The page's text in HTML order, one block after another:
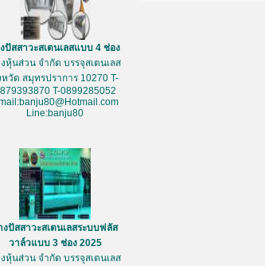
ปัสสาวะสเตนเลสแบบ 4 ช่อง
หุ้นส่วน จำกัด บรรจุสเตนเลส
หวัด สมุทรปราการ 10270 T-
T-0899285052
Line:banju80
งปัสสาวะสเตนเลสระบบฟลัส
วาล์วแบบ 3 ช่อง 2025
หุ้นส่วน จำกัด บรรจุสเตนเลส